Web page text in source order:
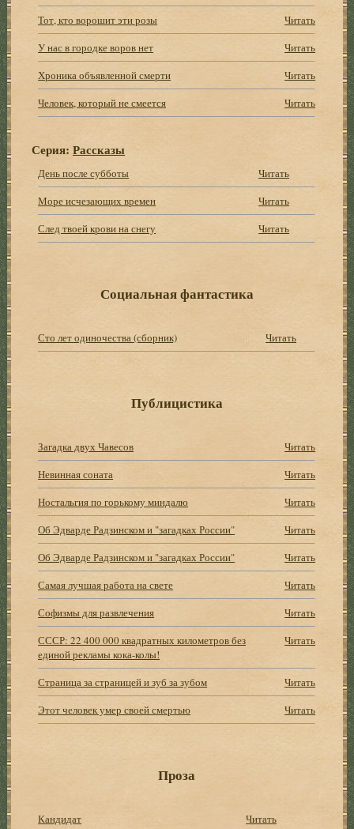
Тот, кто ворошит эти розы
Читать
У нас в городке воров нет
Читать
Хроника объявленной смерти
Читать
Человек, который не смеется
Читать
Серия:Рассказы
День после субботы
Читать
Море исчезающих времен
Читать
След твоей крови на снегу
Читать
Социальная фантастика
Сто лет одиночества (сборник) Читать
Публицистика
Загадка двух Чавесов
Читать
Невинная соната
Читать
Ностальгия по горькому миндалю
Читать
Об Эдварде Радзинском и "загадках России"
Читать
Об Эдварде Радзинском и "загадках России"
Читать
Самая лучшая работа на свете
Читать
Софизмы для развлечения
Читать
СССР: 22 400 000 квадратных километров без
единой рекламы кока-колы!
Читать
Страница за страницей и зуб за зубом
Читать
Этот человек умер своей смертью
Читать
Проза
Кандидат Читать